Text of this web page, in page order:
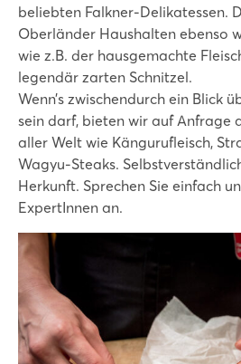
beliebten Falkner-Delikatessen.
Oberländer Haushalten ebenso
wie z.B. der hausgemachte
legendär zarten Schnitzel.
Wenn’s zwischendurch ein Blick
sein darf, bieten wir auf Anfrage
aller Welt wie Kängurufleisch,
Wagyu-Steaks.
Herkunft. Sprechen Sie einfach
ExpertInnen an.